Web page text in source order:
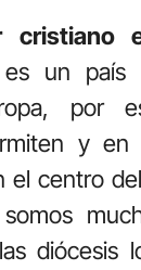
cristiano
es un país
por
y
el centro
diócesis